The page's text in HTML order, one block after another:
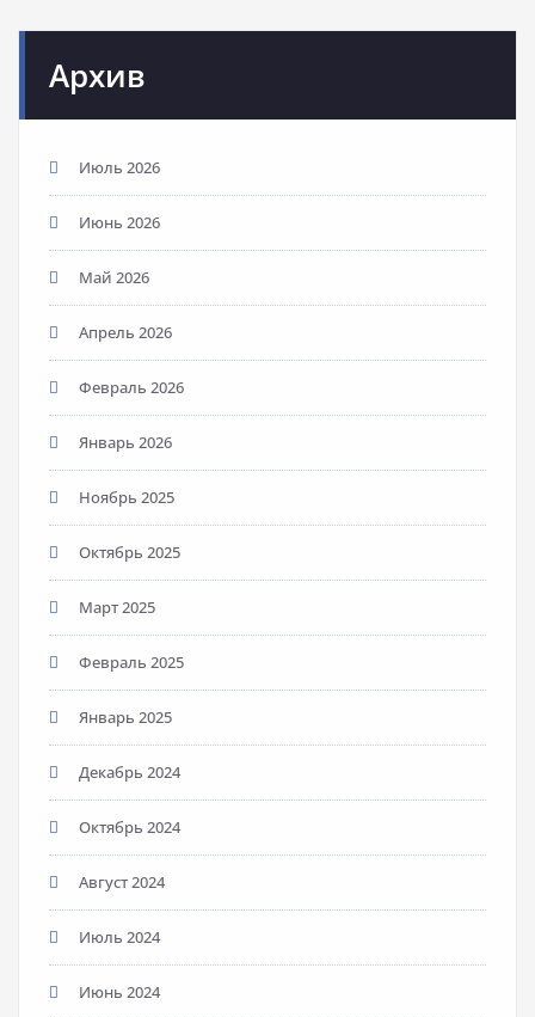
Архив
Июль 2026
Июнь 2026
Май 2026
Апрель 2026
Февраль 2026
Январь 2026
Ноябрь 2025
Октябрь 2025
Март 2025
Февраль 2025
Январь 2025
Декабрь 2024
Октябрь 2024
Август 2024
Июль 2024
Июнь 2024